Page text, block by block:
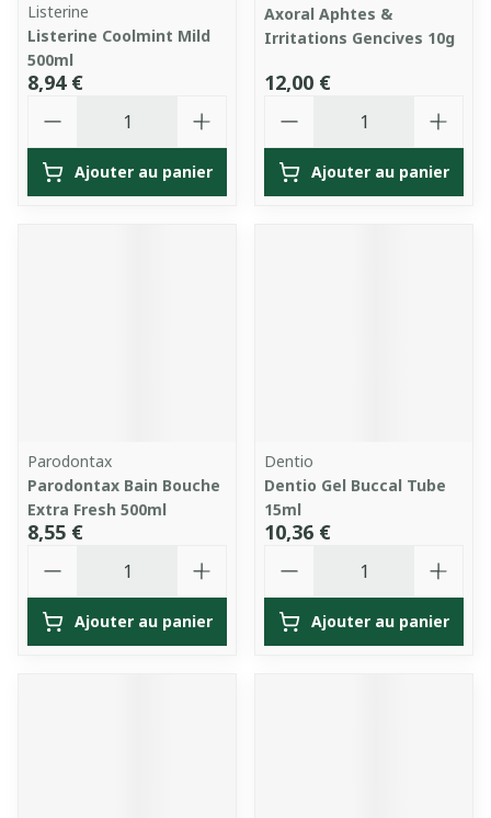
Listerine
Listerine Coolmint Mild
500ml
8,94 €
Ajouter au panier
Axoral Aphtes &
Irritations Gencives 10g
12,00 €
Ajouter au panier
Parodontax
Parodontax Bain Bouche
Extra Fresh 500ml
8,55 €
Ajouter au panier
Dentio
Dentio Gel Buccal Tube
15ml
10,36 €
Ajouter au panier